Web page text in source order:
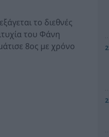
το διεθνές
του Φάνη
8ος με χρόνο